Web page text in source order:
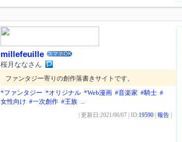
millefeuille スマホOK
桜月ななさん
ファンタジー寄りの創作落書きサイトです。
*ファンタジー *オリジナル *Web漫画 #音楽家 #騎士 #
女性向け #一次創作 #王族 ...
| 更新日:2021/06/07 | ID:19590 報告